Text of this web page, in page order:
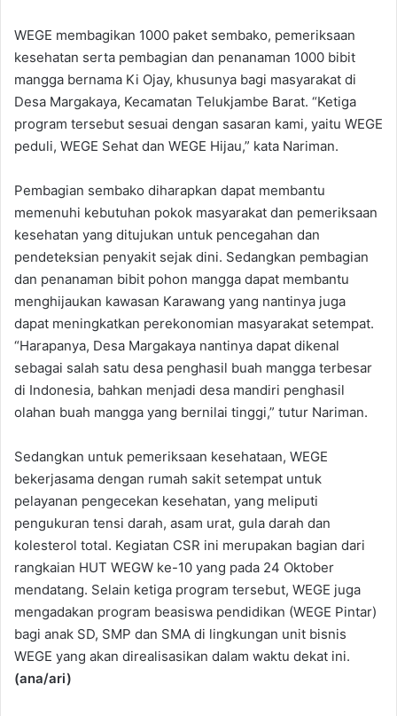
WEGE membagikan 1000 paket sembako, pemeriksaan
kesehatan serta pembagian dan penanaman 1000 bibit
mangga bernama Ki Ojay, khusunya bagi masyarakat di
Desa Margakaya, Kecamatan Telukjambe Barat. “Ketiga
program tersebut sesuai dengan sasaran kami, yaitu WEGE
peduli, WEGE Sehat dan WEGE Hijau,” kata Nariman.
Pembagian sembako diharapkan dapat membantu
memenuhi kebutuhan pokok masyarakat dan pemeriksaan
kesehatan yang ditujukan untuk pencegahan dan
pendeteksian penyakit sejak dini. Sedangkan pembagian
dan penanaman bibit pohon mangga dapat membantu
menghijaukan kawasan Karawang yang nantinya juga
dapat meningkatkan perekonomian masyarakat setempat.
“Harapanya, Desa Margakaya nantinya dapat dikenal
sebagai salah satu desa penghasil buah mangga terbesar
di Indonesia, bahkan menjadi desa mandiri penghasil
olahan buah mangga yang bernilai tinggi,” tutur Nariman.
Sedangkan untuk pemeriksaan kesehataan, WEGE
bekerjasama dengan rumah sakit setempat untuk
pelayanan pengecekan kesehatan, yang meliputi
pengukuran tensi darah, asam urat, gula darah dan
kolesterol total. Kegiatan CSR ini merupakan bagian dari
rangkaian HUT WEGW ke-10 yang pada 24 Oktober
mendatang. Selain ketiga program tersebut, WEGE juga
mengadakan program beasiswa pendidikan (WEGE Pintar)
bagi anak SD, SMP dan SMA di lingkungan unit bisnis
WEGE yang akan direalisasikan dalam waktu dekat ini.
(ana/ari)